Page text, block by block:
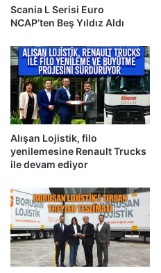
Scania L Serisi Euro
NCAP’ten Beş Yıldız Aldı
Alışan Lojistik, filo
yenilemesine Renault Trucks
ile devam ediyor